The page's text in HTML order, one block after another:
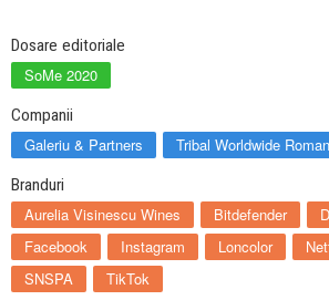
Dosare editoriale
SoMe 2020
Companii
Galeriu & Partners Tribal Worldwide
Branduri
Aurelia Visinescu Wines Bitdefender
Facebook
Instagram Loncolor
SNSPA
TikTok